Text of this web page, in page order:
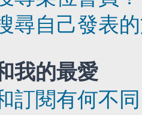
尋自己發表
我的最愛
訂閱有何不